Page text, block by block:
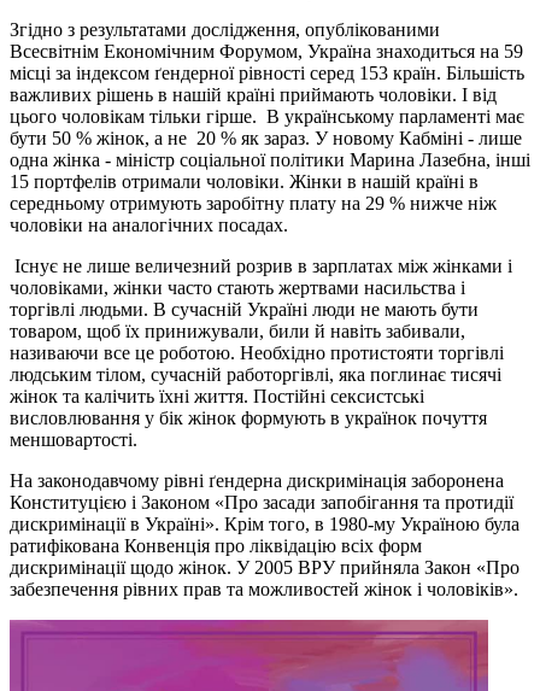
Згідно з результатами дослідження, опублікованими
Всесвітнім Економічним Форумом, Україна знаходиться на 59
місці за індексом ґендерної рівності серед 153 країн. Більшість
важливих рішень в нашій країні приймають чоловіки. І від
цього чоловікам тільки гірше. В українському парламенті має
бути 50 % жінок, а не 20 % як зараз. У новому Кабміні - лише
одна жінка - міністр соціальної політики Марина Лазебна, інші
15 портфелів отримали чоловіки. Жінки в нашій країні в
середньому отримують заробітну плату на 29 % нижче ніж
чоловіки на аналогічних посадах.
Існує не лише величезний розрив в зарплатах між жінками і
чоловіками, жінки часто стають жертвами насильства і
торгівлі людьми. В сучасній Україні люди не мають бути
товаром, щоб їх принижували, били й навіть забивали,
називаючи все це роботою. Необхідно протистояти торгівлі
людським тілом, сучасній работоргівлі, яка поглинає тисячі
жінок та калічить їхні життя. Постійні сексистські
висловлювання у бік жінок формують в українок почуття
меншовартості.
На законодавчому рівні ґендерна дискримінація заборонена
Конституцією і Законом «Про засади запобігання та протидії
дискримінації в Україні». Крім того, в 1980-му Україною була
ратифікована Конвенція про ліквідацію всіх форм
дискримінації щодо жінок. У 2005 ВРУ прийняла Закон «Про
забезпечення рівних прав та можливостей жінок і чоловіків».